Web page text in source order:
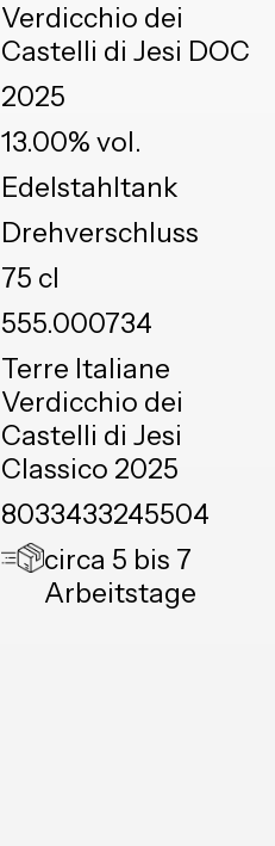
Verdicchio dei
Castelli di Jesi DOC
2025
13.00% vol.
Edelstahltank
Drehverschluss
75 cl
555.000734
Terre Italiane
Verdicchio dei
Castelli di Jesi
Classico 2025
8033433245504
circa 5 bis 7
Arbeitstage